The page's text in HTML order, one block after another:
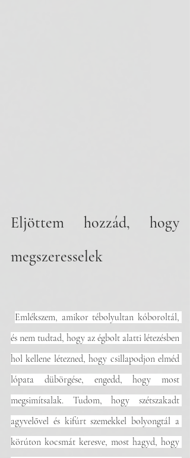
Eljöttem hozzád, hogy
megszeresselek
Emlékszem, amikor tébolyultan kóboroltál,
és nem tudtad, hogy az égbolt alatti létezésben
hol kellene létezned, hogy csillapodjon elméd
lópata dübörgése, engedd, hogy most
megsimítsalak. Tudom, hogy szétszakadt
agyvelővel és kifúrt szemekkel bolyongtál a
körúton kocsmát keresve, most hagyd, hogy